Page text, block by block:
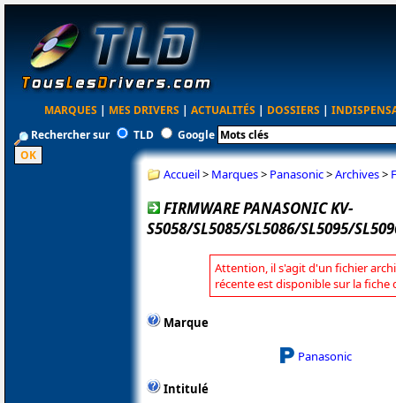
MARQUES | MES DRIVERS | ACTUALITÉS | DOSSIERS |
Rechercher sur
TLD Google
Accueil> Marques> Panasonic>Archives>
FIRMWARE PANASONIC KV-
S5058/SL5085/SL5086/SL5095/
Attention, il s'agit d'un fichier
récente est disponible sur la fiche
Marque
Panasonic
Intitulé